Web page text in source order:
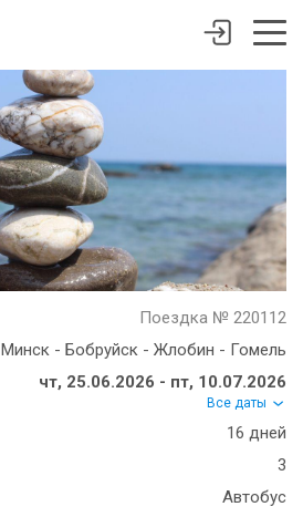
Поездка № 220112
Минск - Бобруйск - Жлобин - Гомель
чт, 25.06.2026 - пт, 10.07.2026
Все даты
16 дней
3
Автобус